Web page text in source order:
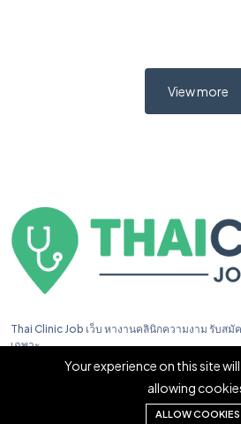
View more
Thai Clinic Job เว็บ หางานคลินิกความงาม รับสมั
เฉพาะ
Your experience on this site
allowing
ALLOW COOKIES